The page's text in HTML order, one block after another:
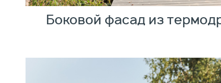
Боковой фасад из